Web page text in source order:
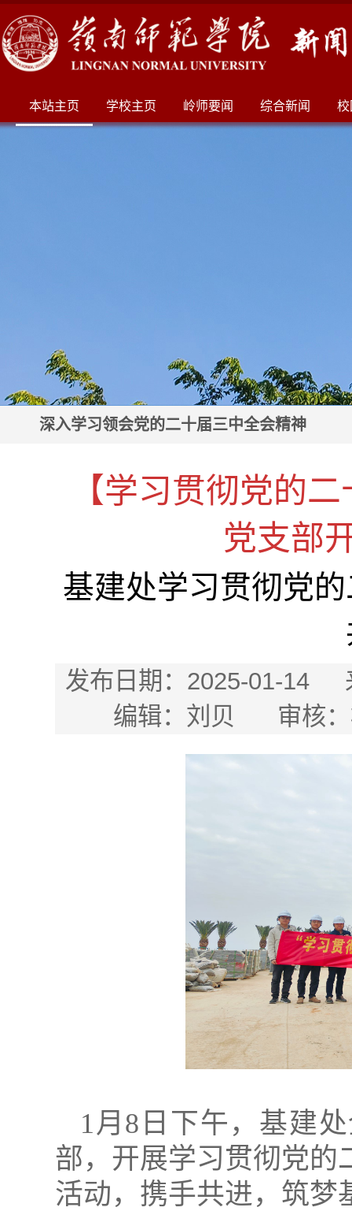
本站主页 学校主页 岭师要闻 综合新闻 校
深入学习领会党的二十届三中全会精神
【学习贯彻党的
党支部
基建处学习贯彻党
发布日期：2025-01-14
编辑：刘贝 审核
1月8日下午，基建
部，开展学习贯彻党的
活动，携手共进，筑梦